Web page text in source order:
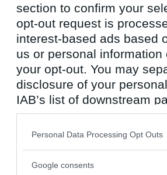
section to confirm your
opt-out request is
interest-based ads based
us or personal
your opt-out. You may
disclosure of your
IAB’s list of downstream
also be disclosed by us
Downstream Participants
Please note that this
Personal Data Processing Opt Outs
Google consents
Antal inlägg:
15624
Vad säger dansken när han vill ha en
Hjälp henne då hon kan ju inte
remvanrijn
Antal inlägg:
vad sa hustrun till mannen när städhjälpen
ibland betalar man för ingenting